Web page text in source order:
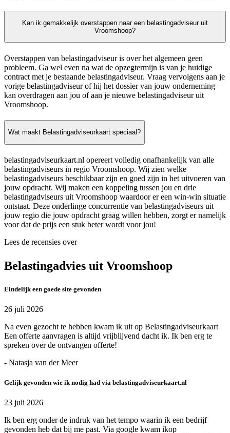
Kan ik gemakkelijk overstappen naar een belastingadviseur uit
Vroomshoop?
Overstappen van belastingadviseur is over het algemeen geen
probleem. Ga wel even na wat de opzegtermijn is van je huidige
contract met je bestaande belastingadviseur. Vraag vervolgens aan je
vorige belastingadviseur of hij het dossier van jouw onderneming
kan overdragen aan jou of aan je nieuwe belastingadviseur uit
Vroomshoop.
Wat maakt Belastingadviseurkaart speciaal?
belastingadviseurkaart.nl opereert volledig onafhankelijk van alle
belastingadviseurs in regio Vroomshoop. Wij zien welke
belastingadviseurs beschikbaar zijn en goed zijn in het uitvoeren van
jouw opdracht. Wij maken een koppeling tussen jou en drie
belastingadviseurs uit Vroomshoop waardoor er een win-win situatie
ontstaat. Deze onderlinge concurrentie van belastingadviseurs uit
jouw regio die jouw opdracht graag willen hebben, zorgt er namelijk
voor dat de prijs een stuk beter wordt voor jou!
Lees de recensies over
Belastingadvies uit Vroomshoop
Eindelijk een goede site gevonden
26 juli 2026
Na even gezocht te hebben kwam ik uit op Belastingadviseurkaart
Een offerte aanvragen is altijd vrijblijvend dacht ik. Ik ben erg te
spreken over de ontvangen offerte!
- Natasja van der Meer
Gelijk gevonden wie ik nodig had via belastingadviseurkaart.nl
23 juli 2026
Ik ben erg onder de indruk van het tempo waarin ik een bedrijf
gevonden heb dat bij me past. Via google kwam ikop